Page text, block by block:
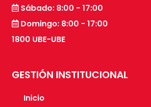
Sábado: 8:00 - 17:00
Domingo: 8:00 - 17:00
1800 UBE-UBE
GESTIÓN INSTITUCIONAL
Inicio